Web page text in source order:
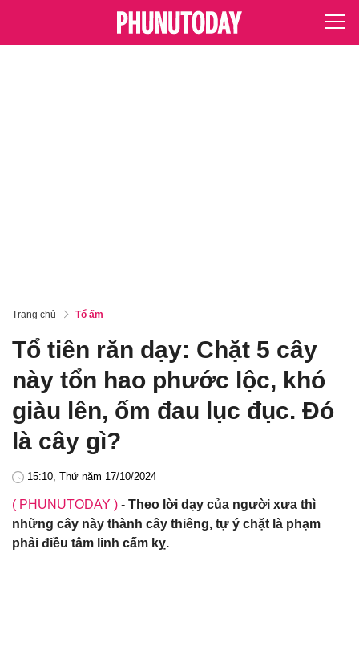
Trang chủ Tổ ấm
Tổ tiên răn dạy: Chặt 5 cây
này tổn hao phước lộc, khó
giàu lên, ốm đau lục đục. Đó
là cây gì?
15:10, Thứ năm 17/10/2024
( PHUNUTODAY ) - Theo lời dạy của người xưa thì
những cây này thành cây thiêng, tự ý chặt là phạm
phải điều tâm linh cấm kỵ.